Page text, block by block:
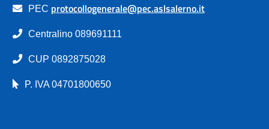
PEC protocollogenerale@pec.aslsalerno.it
Centralino 089691111
CUP 0892875028
P. IVA 04701800650